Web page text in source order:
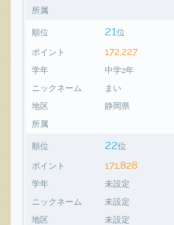
所属
順位 21位
ポイント 172,227
学年
中学2年
ニックネーム
まい
地区
静岡県
所属
順位 22位
ポイント 171,828
学年
未設定
ニックネーム
未設定
地区
未設定